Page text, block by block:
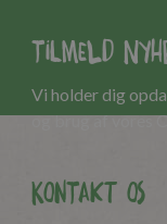
Tilmeld
Vi holder dig
og brug af vores
Kontakt os